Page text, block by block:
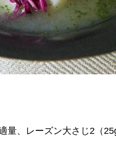
量、レーズン大さじ2（